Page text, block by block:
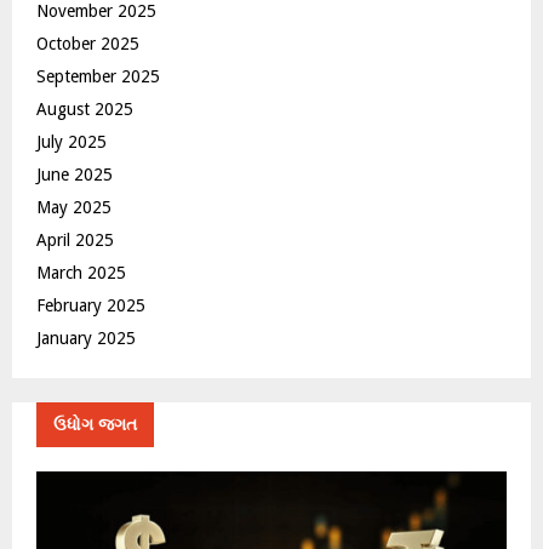
November 2025
October 2025
September 2025
August 2025
July 2025
June 2025
May 2025
April 2025
March 2025
February 2025
January 2025
ઉધોગ જગત